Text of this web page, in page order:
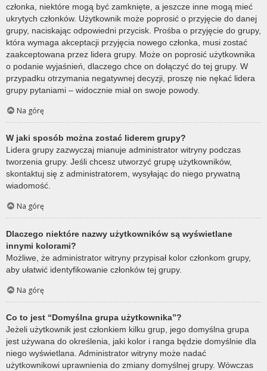
członka, niektóre mogą być zamknięte, a jeszcze inne mogą mieć
ukrytych członków. Użytkownik może poprosić o przyjęcie do danej
grupy, naciskając odpowiedni przycisk. Prośba o przyjęcie do grupy,
która wymaga akceptacji przyjęcia nowego członka, musi zostać
zaakceptowana przez lidera grupy. Może on poprosić użytkownika
o podanie wyjaśnień, dlaczego chce on dołączyć do tej grupy. W
przypadku otrzymania negatywnej decyzji, proszę nie nękać lidera
grupy pytaniami – widocznie miał on swoje powody.
Na górę
W jaki sposób można zostać liderem grupy?
Lidera grupy zazwyczaj mianuje administrator witryny podczas
tworzenia grupy. Jeśli chcesz utworzyć grupę użytkowników,
skontaktuj się z administratorem, wysyłając do niego prywatną
wiadomość.
Na górę
Dlaczego niektóre nazwy użytkowników są wyświetlane
innymi kolorami?
Możliwe, że administrator witryny przypisał kolor członkom grupy,
aby ułatwić identyfikowanie członków tej grupy.
Na górę
Co to jest “Domyślna grupa użytkownika”?
Jeżeli użytkownik jest członkiem kilku grup, jego domyślna grupa
jest używana do określenia, jaki kolor i ranga będzie domyślnie dla
niego wyświetlana. Administrator witryny może nadać
użytkownikowi uprawnienia do zmiany domyślnej grupy. Wówczas